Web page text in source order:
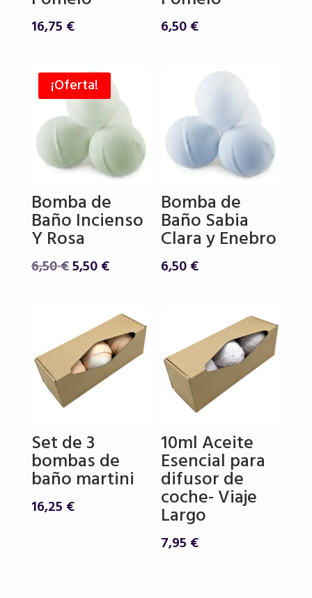
16,75 € 6,50€
¡Oferta!
Bomba de
Baño Incienso
Y Rosa
6,50€El
6,50 €.
5,50€El
es:
5,50 €.
Bomba de
Baño Sabia
Clara y Enebro
6,50€
Set de 3
bombas de
baño martini
16,25 €
10ml Aceite
Esencial para
difusor de
coche- Viaje
Largo
7,95 €